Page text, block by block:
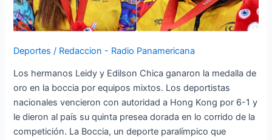
Deportes / Redaccion - Radio Panamericana
Los hermanos Leidy y Edilson Chica ganaron la medalla de
oro en la boccia por equipos mixtos. Los deportistas
nacionales vencieron con autoridad a Hong Kong por 6-1 y
le dieron al país su quinta presea dorada en lo corrido de la
competición. La Boccia, un deporte paralímpico que